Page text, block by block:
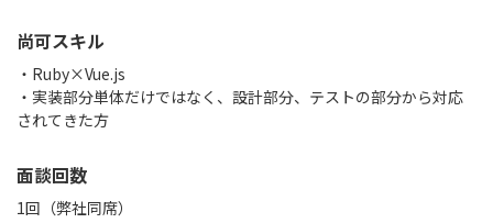
尚可スキル
・Ruby×Vue.js
・実装部分単体だけではなく、設計部分、テストの部分から対応
されてきた方
面談回数
1回（弊社同席）